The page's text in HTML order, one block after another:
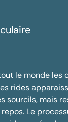
le monde les
rides
sourcils, mais
Le